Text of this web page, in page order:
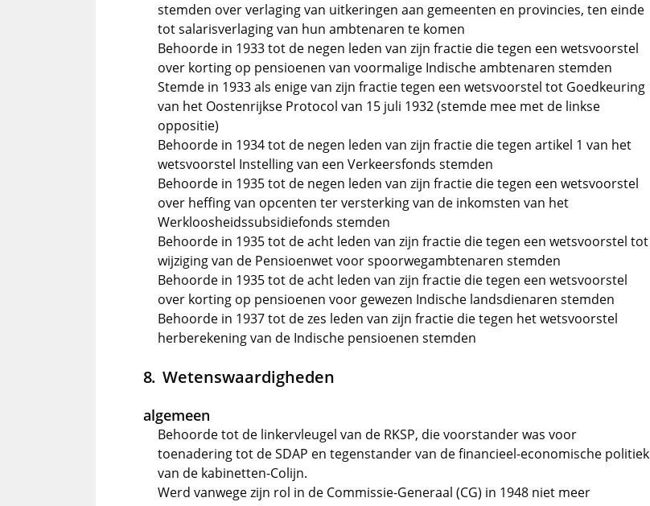
stemden over verlaging van uitkeringen aan gemeenten en provincies, ten einde
tot salarisverlaging van hun ambtenaren te komen
Behoorde in 1933 tot de negen leden van zijn fractie die tegen een wetsvoorstel
over korting op pensioenen van voormalige Indische ambtenaren stemden
Stemde in 1933 als enige van zijn fractie tegen een wetsvoorstel tot Goedkeuring
van het Oostenrijkse Protocol van 15 juli 1932 (stemde mee met de linkse
oppositie)
Behoorde in 1934 tot de negen leden van zijn fractie die tegen artikel 1 van het
wetsvoorstel Instelling van een Verkeersfonds stemden
Behoorde in 1935 tot de negen leden van zijn fractie die tegen een wetsvoorstel
over heffing van opcenten ter versterking van de inkomsten van het
Werkloosheidssubsidiefonds stemden
Behoorde in 1935 tot de acht leden van zijn fractie die tegen een wetsvoorstel tot
wijziging van de Pensioenwet voor spoorwegambtenaren stemden
Behoorde in 1935 tot de acht leden van zijn fractie die tegen een wetsvoorstel
over korting op pensioenen voor gewezen Indische landsdienaren stemden
Behoorde in 1937 tot de zes leden van zijn fractie die tegen het wetsvoorstel
herberekening van de Indische pensioenen stemden
Wetenswaardigheden
algemeen
Behoorde tot de linkervleugel van de RKSP, die voorstander was voor
toenadering tot de SDAP en tegenstander van de financieel-economische politiek
van de kabinetten-Colijn.
Werd vanwege zijn rol in de Commissie-Generaal (CG) in 1948 niet meer